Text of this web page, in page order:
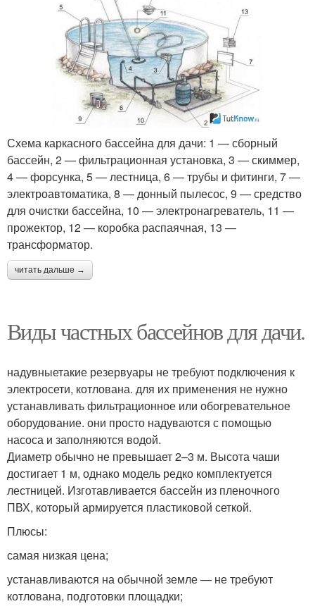
Схема каркасного бассейна для дачи: 1 — сборный
бассейн, 2 — фильтрационная установка, 3 — скиммер,
4 — форсунка, 5 — лестница, 6 — трубы и фитинги, 7 —
электроавтоматика, 8 — донный пылесос, 9 — средство
для очистки бассейна, 10 — электронагреватель, 11 —
прожектор, 12 — коробка распаячная, 13 —
трансформатор.
читать дальше →
Виды частных бассейнов для дачи.
надувныетакие резервуары не требуют подключения к
электросети, котлована. для их применения не нужно
устанавливать фильтрационное или обогревательное
оборудование. они просто надуваются с помощью
насоса и заполняются водой.
Диаметр обычно не превышает 2–3 м. Высота чаши
достигает 1 м, однако модель редко комплектуется
лестницей. Изготавливается бассейн из пленочного
ПВХ, который армируется пластиковой сеткой.
Плюсы:
самая низкая цена;
устанавливаются на обычной земле — не требуют
котлована, подготовки площадки;